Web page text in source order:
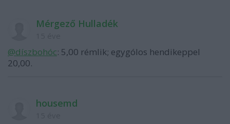
Mérgező Hulladék
@díszbohóc: 5,00 rémlik; egygólos hendikeppel
20,00.
housemd